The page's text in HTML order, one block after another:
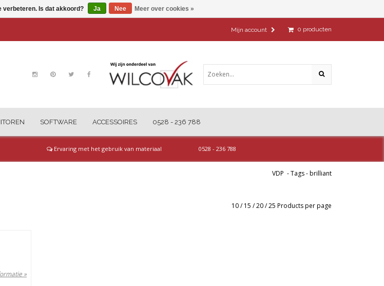
0 producten
Mijn account
SOFTWARE ACCESSOIRES 0528 - 236 788
Ervaring met het gebruik van materiaal 0528 - 236 788
VDP -Tags-brilliant
10/15 /20/25 Products per page
»
verbeteren. Is dat akkoord? Ja Nee Meer over cookies »